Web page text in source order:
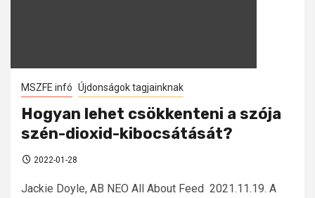
MSZFE infó Újdonságok tagjainknak
Hogyan lehet csökkenteni a szója
szén-dioxid-kibocsátását?
2022-01-28
Jackie Doyle, AB NEO All About Feed 2021.11.19. A